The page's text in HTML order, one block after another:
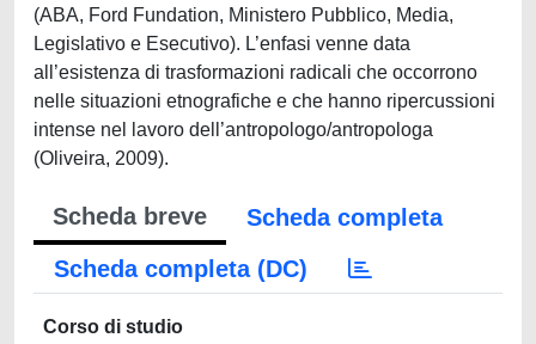
(ABA, Ford Fundation, Ministero Pubblico, Media,
Legislativo e Esecutivo). L’enfasi venne data
all’esistenza di trasformazioni radicali che occorrono
nelle situazioni etnografiche e che hanno ripercussioni
intense nel lavoro dell’antropologo/antropologa
(Oliveira, 2009).
Scheda breve
Scheda completa
Scheda completa (DC)
Corso di studio